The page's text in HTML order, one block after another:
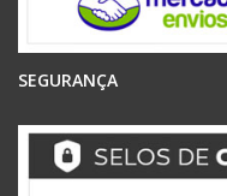
SEGURANÇA